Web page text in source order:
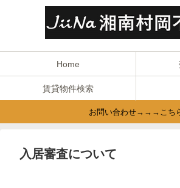
Home
賃貸物件検索
お問い合わせ→→→こち
入居審査について